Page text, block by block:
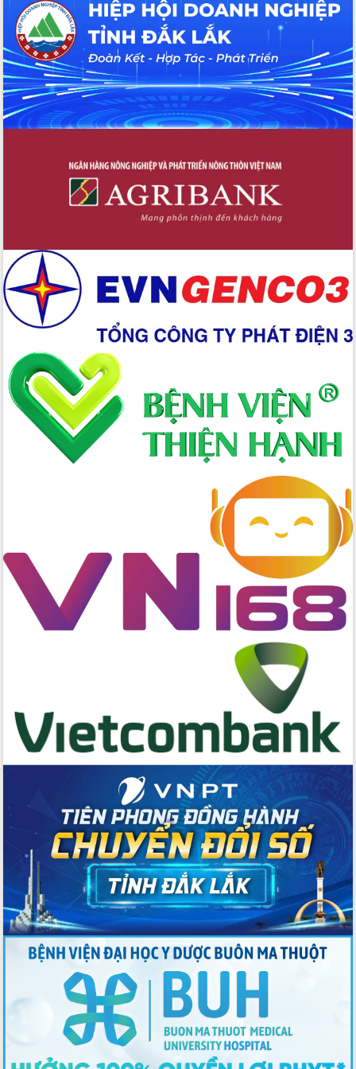
hiện nhiệm vụ quản lý tài sản công
hàng tuần
Tháo gỡ những vướng mắc, đẩy mạnh
công tác cải cách thủ tục hành chính
tại Trung tâm Phục vụ hành chính
công tỉnh
Đắk Lắk: Tôn vinh 46 giải pháp tại Hội
thi Sáng tạo Kỹ thuật 2024 - 2025
về phát triển nuôi trồng thủy sản
Phó Chủ tịch UBND tỉnh Đắk Lắk
Trương Công Thái kiểm tra thực địa
Dự án cao tốc Khánh Hòa - Buôn Ma
Định vị cà phê Việt Nam như một “di
sản sống” trong dòng chảy toàn cầu
Xây dựng nông thôn mới: Nâng cao đời
sống người dân từ những mô hình thiết
thực
Quyết liệt tháo gỡ vướng mắc, đẩy
nhanh tiến độ các dự án trọng điểm
trong Khu kinh tế Nam Phú Yên
Hòn Yến phát triển du lịch gắn với bảo
tồn biển
Lấy ý kiến điều chỉnh Quy hoạch tỉnh
Đắk Lắk thời kỳ 2021-2030, tầm nhìn
đến năm 2050
II/2026
Đắk Lắk ký kết thỏa thuận hợp tác về
chuyển đổi số giai đoạn 2026 – 2030
với Tập đoàn Bưu chính Viễn thông
Việt Nam
du khách thông qua Hệ thống cơ sở dữ
liệu và Bản đồ số
Tập huấn ứng dụng trí tuệ nhân tạo (AI)
Đoàn đại biểu Quốc hội tỉnh Đắk Lắk
trao đổi thông tin trước Kỳ họp thứ
nhất, Quốc hội khóa XVI
Quyết liệt cải cách hành chính, khơi
thông nguồn lực phát triển
Nâng cao hiệu lực, hiệu quả HĐND
tỉnh thông qua hiện đại hóa hành chính
Xã Ea Phê gắn cải cách hành chính với
chuyển đổi số
Phó Chủ tịch Thường trực UBND tỉnh
Hồ Thị Nguyên Thảo làm việc tại Trung
tâm Phục vụ hành chính công xã Ea
Phê
Xây dựng nền hành chính số đồng
hành cùng nông dân dân, doanh nghiệp